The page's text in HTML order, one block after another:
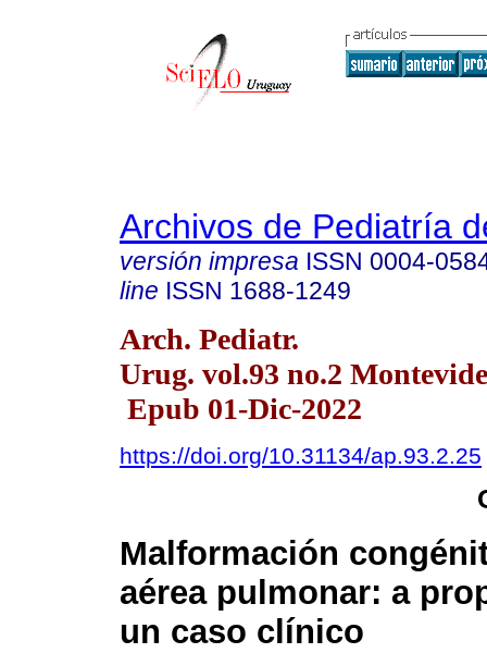
Archivos de Pediatría
versión impresa ISSN 0004-
line ISSN 1688-1249
Arch. Pediatr.
Urug. vol.93 no.2
Epub 01-Dic-2022
https://doi.org/10.31134/ap.93.2.25
Malformación
aérea pulmonar: a
un caso clínico